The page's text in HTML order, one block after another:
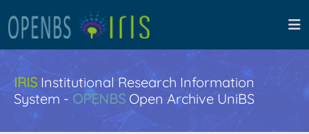
IRISInstitutional Research Information
System - OPENBS Open Archive UniBS